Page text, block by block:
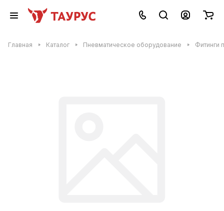
Главная Каталог Пневматическое оборудование Фитинги